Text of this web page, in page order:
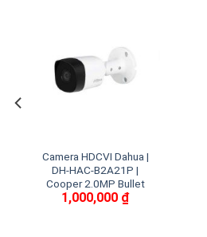
Camera HDCVI Dahua |
DH-HAC-B2A21P |
Cooper 2.0MP Bullet
1,000,000 ₫